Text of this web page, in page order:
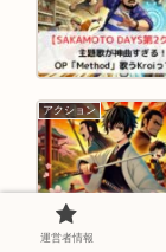
アクション
アクション
運営者情報